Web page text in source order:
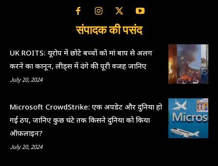
संपादक की पसंद
UK ROITS: यूरोप में छोटे बच्चों को मां बाप से अलग
करने का कानून, लीड्स में दंगे की पूरी वजह जानिए
July 20, 2024
Microsoft CrowdStrike: एक अपडेट और दुनिया हो
गई ठप, जानिए कुछ घंटे तक किसने दुनिया को किया
ऑफ़लाइन?
July 20, 2024